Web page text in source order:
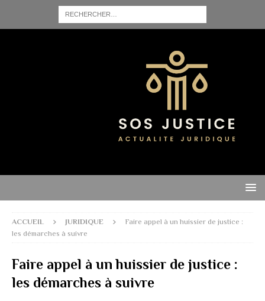
ACCUEIL JURIDIQUE
Faire appel à un huissier de justice :
les démarches à suivre
Faire appel à un huissier de justice :
les démarches à suivre